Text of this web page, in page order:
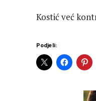
Kostić već
Podjeli: